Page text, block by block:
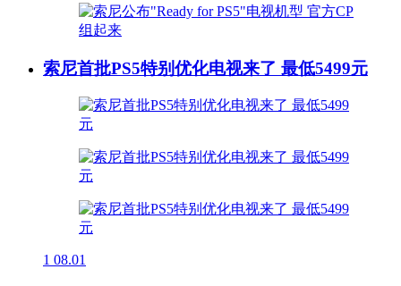
索尼首批PS5特别优化电视来了 最低5499元
1 08.01